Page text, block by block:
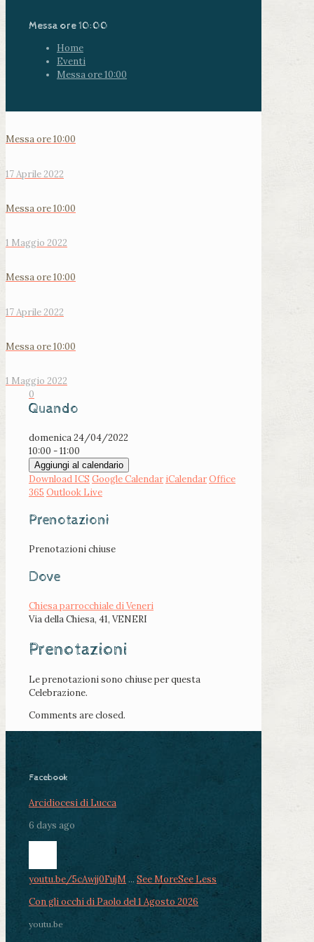
Messa ore 10:00
Home
Eventi
Messa ore 10:00
Messa ore 10:00
17 Aprile 2022
Messa ore 10:00
1 Maggio 2022
Messa ore 10:00
17 Aprile 2022
Messa ore 10:00
1 Maggio 2022
0
Quando
domenica 24/04/2022
10:00 - 11:00
Aggiungi al calendario
Download ICS Google Calendar iCalendarOffice
365 Outlook Live
Prenotazioni
Prenotazioni chiuse
Dove
Chiesa parrocchiale di Veneri
Via della Chiesa, 41, VENERI
Prenotazioni
Le prenotazioni sono chiuse per questa
Celebrazione.
Comments are closed.
Facebook
Arcidiocesi di Lucca
6 days ago
youtu.be/5cAwjj0FujM ... See MoreSee Less
Con gli occhi di Paolo del 1 Agosto 2026
youtu.be